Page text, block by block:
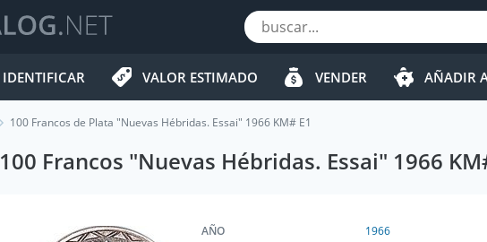
IDENTIFICAR VALOR ESTIMADO VENDER AÑADIR
100 Francos de Plata "Nuevas Hébridas. Essai" 1966 KM# E1
Francos "Nuevas Hébridas. Essai" 1966
AÑO
1966